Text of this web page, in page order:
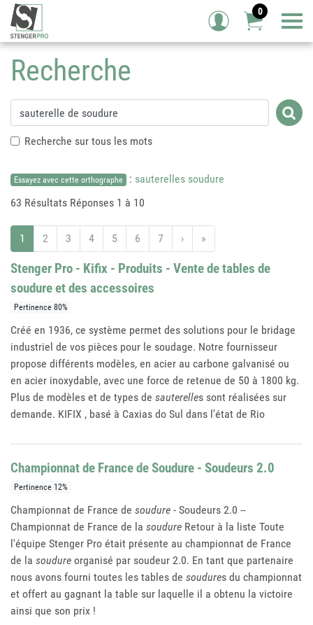
0
Recherche
Recherche sur tous les mots
Essayez avec cette orthographe : sauterelles soudure
63 Résultats Réponses 1 à 10
1 2 3 4 5 6 7 › »
Stenger Pro - Kifix - Produits - Vente de tables de
soudure et des accessoires
Pertinence 80%
Créé en 1936, ce système permet des solutions pour le bridage
industriel de vos pièces pour le soudage. Notre fournisseur
propose différents modèles, en acier au carbone galvanisé ou
en acier inoxydable, avec une force de retenue de 50 à 1800 kg.
Plus de modèles et de types de sauterelles sont réalisées sur
demande. KIFIX , basé à Caxias do Sul dans l'état de Rio
Championnat de France de Soudure - Soudeurs 2.0
Pertinence 12%
Championnat de France de soudure - Soudeurs 2.0 --
Championnat de France de la soudure Retour à la liste Toute
l'équipe Stenger Pro était présente au championnat de France
de la soudure organisé par soudeur 2.0. En tant que partenaire
nous avons fourni toutes les tables de soudures du championnat
et offert au gagnant la table sur laquelle il a obtenu la victoire
ainsi que son prix !